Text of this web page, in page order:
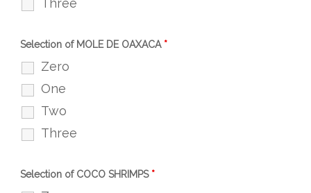
Three
Selection of MOLE DE OAXACA *
Zero
One
Two
Three
Selection of COCO SHRIMPS *